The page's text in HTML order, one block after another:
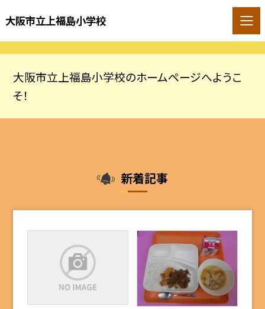
大阪市立上福島小学校
大阪市立上福島小学校のホームページへようこ
そ！
新着記事